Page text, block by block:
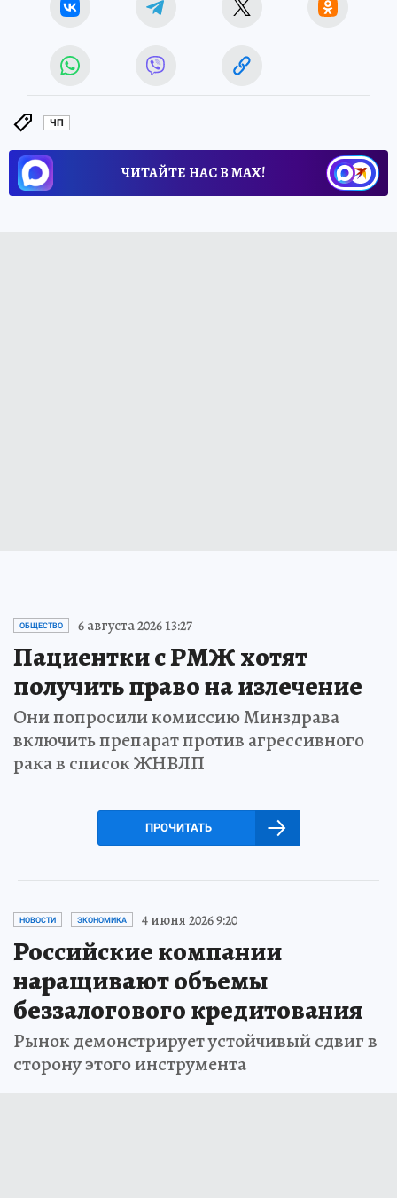
ЧП
ЧИТАЙТЕ НАС В МАХ!
ОБЩЕСТВО 6 августа 2026 13:27
Пациентки с РМЖ хотят
получить право на излечение
Они попросили комиссию Минздрава
включить препарат против агрессивного
рака в список ЖНВЛП
ПРОЧИТАТЬ
НОВОСТИ ЭКОНОМИКА 4 июня 2026 9:20
Российские компании
наращивают объемы
беззалогового кредитования
Рынок демонстрирует устойчивый сдвиг в
сторону этого инструмента